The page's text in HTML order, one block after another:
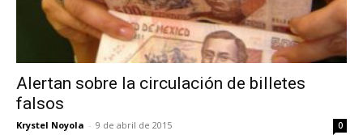
Alertan sobre la circulación de billetes
falsos
Krystel Noyola - 9 de abril de 2015 0